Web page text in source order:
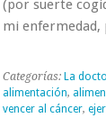
(por suerte
mi
Categorías: La
alimentación,
vencer al cáncer,